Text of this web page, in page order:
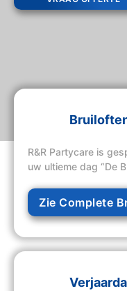
R&R Partycare is
uw ultieme dag “De
Zie Complete